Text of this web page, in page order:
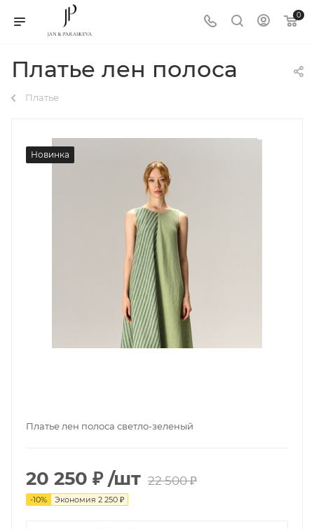
0
Платье лен полоса
Платье
Новинка
Платье лен полоса светло-зеленый
20 250 ₽ /шт 22 500 ₽
-10% Экономия 2 250 ₽